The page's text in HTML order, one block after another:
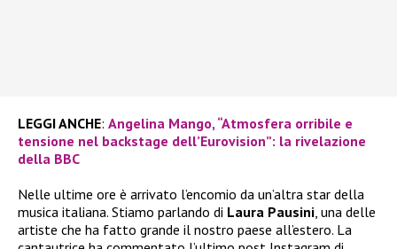
LEGGI ANCHE: Angelina Mango, “Atmosfera orribile e
tensione nel backstage dell’Eurovision”: la rivelazione
della BBC
Nelle ultime ore è arrivato l’encomio da un’altra star della
musica italiana. Stiamo parlando di Laura Pausini, una delle
artiste che ha fatto grande il nostro paese all’estero. La